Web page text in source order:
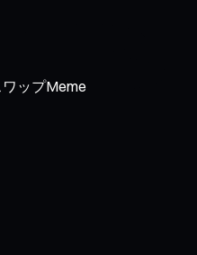
ップMeme